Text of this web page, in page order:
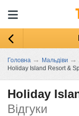
Головна → Мальдіви →
Holiday Island Resort &
Holiday
Відгуки